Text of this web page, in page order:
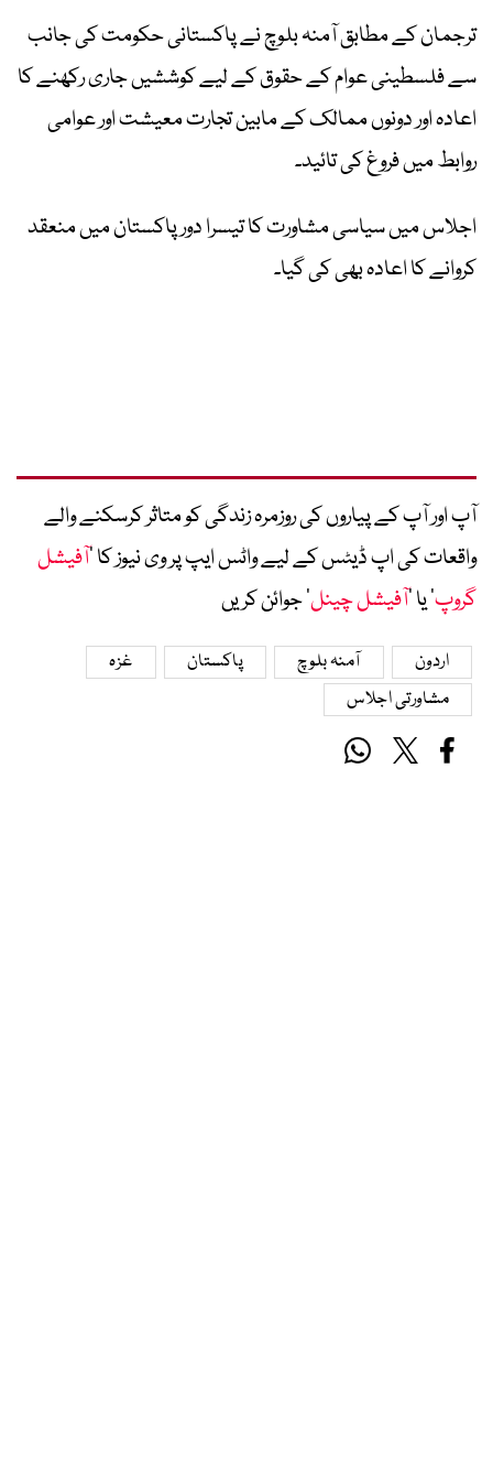
ترجمان کے مطابق آمنہ بلوچ نے پاکستانی حکومت کی جانب
سے فلسطینی عوام کے حقوق کے لیے کوششیں جاری رکھنے کا
اعادہ اور دونوں ممالک کے مابین تجارت معیشت اور عوامی
روابط میں فروغ کی تائید۔
اجلاس میں سیاسی مشاورت کا تیسرا دور پاکستان میں منعقد
کروانے کا اعادہ بھی کی گیا۔
آپ اور آپ کے پیاروں کی روزمرہ زندگی کو متاثر کرسکنے والے
واقعات کی اپ ڈیٹس کے لیے واٹس ایپ پر وی نیوز کا ’آفیشل
گروپ‘ یا ’آفیشل چینل‘ جوائن کریں
اردون آمنہ بلوچ پاکستان
غزہ
مشاورتی اجلاس